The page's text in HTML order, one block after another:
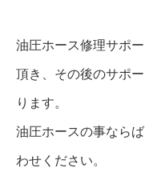
油圧ホース修理サポ
頂き、その後のサポ
ります。
油圧ホースの事なら
わせください。